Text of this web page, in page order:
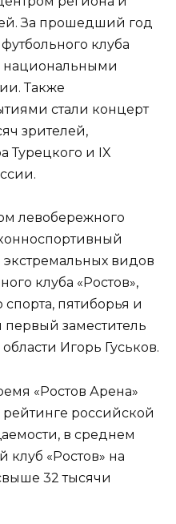
За прошедший год
клуба
национальными
Также
стали концерт
зрителей,
Турецкого и IX
левобережного
видов
клуба «Ростов»,
пятиборья и
первый заместитель
Игорь Гуськов.
«Ростов Арена»
рейтинге российской
в среднем
клуб «Ростов» на
32 тысячи